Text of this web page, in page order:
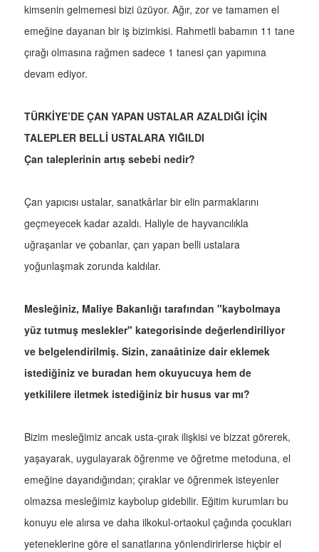
kimsenin gelmemesi bizi üzüyor. Ağır, zor ve tamamen el
emeğine dayanan bir iş bizimkisi. Rahmetli babamın 11 tane
çırağı olmasına rağmen sadece 1 tanesi çan yapımına
devam ediyor.
TÜRKİYE’DE ÇAN YAPAN USTALAR AZALDIĞI İÇİN
TALEPLER BELLİ USTALARA YIĞILDI
Çan taleplerinin artış sebebi nedir?
Çan yapıcısı ustalar, sanatkârlar bir elin parmaklarını
geçmeyecek kadar azaldı. Haliyle de hayvancılıkla
uğraşanlar ve çobanlar, çan yapan belli ustalara
yoğunlaşmak zorunda kaldılar.
Mesleğiniz, Maliye Bakanlığı tarafından "kaybolmaya
yüz tutmuş meslekler" kategorisinde değerlendiriliyor
ve belgelendirilmiş. Sizin, zanaâtinize dair eklemek
istediğiniz ve buradan hem okuyucuya hem de
yetkililere iletmek istediğiniz bir husus var mı?
Bizim mesleğimiz ancak usta-çırak ilişkisi ve bizzat görerek,
yaşayarak, uygulayarak öğrenme ve öğretme metoduna, el
emeğine dayandığından; çıraklar ve öğrenmek isteyenler
olmazsa mesleğimiz kaybolup gidebilir. Eğitim kurumları bu
konuyu ele alırsa ve daha ilkokul-ortaokul çağında çocukları
yeteneklerine göre el sanatlarına yönlendirirlerse hiçbir el